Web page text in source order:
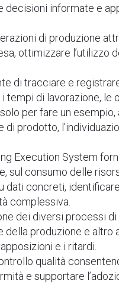
decisioni informate e
di produzione
ottimizzare l’utilizzo
di tracciare e
tempi di lavorazione, le
per fare un esempio,
prodotto,
Execution System
sul consumo delle
dati concreti,
complessiva.
dei diversi processi
produzione e altro
e i ritardi.
qualità
e supportare